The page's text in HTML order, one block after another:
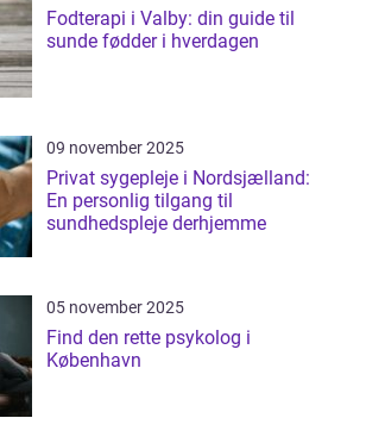
Fodterapi i Valby: din guide til
sunde fødder i hverdagen
09 november 2025
Privat sygepleje i Nordsjælland:
En personlig tilgang til
sundhedspleje derhjemme
05 november 2025
Find den rette psykolog i
København